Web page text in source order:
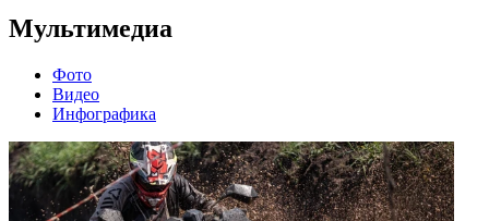
Мультимедиа
Фото
Видео
Инфографика